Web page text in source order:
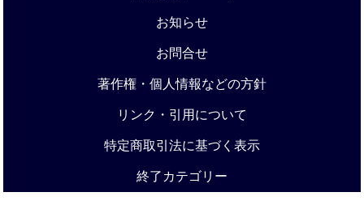
お知らせ
お問合せ
著作権・個人情報などの方針
リンク・引用について
特定商取引法に基づく表示
終了カテゴリー